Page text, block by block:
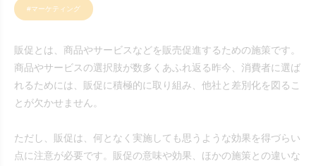
#マーケティング
販促とは、商品やサービスなどを販売促進するための施策です。
商品やサービスの選択肢が数多くあふれ返る昨今、消費者に選ば
れるためには、販促に積極的に取り組み、他社と差別化を図るこ
とが欠かせません。
ただし、販促は、何となく実施しても思うような効果を得づらい
点に注意が必要です。販促の意味や効果、ほかの施策との違いな